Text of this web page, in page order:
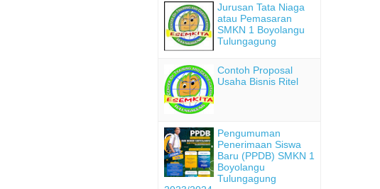
Jurusan Tata Niaga
atau Pemasaran
SMKN 1 Boyolangu
Tulungagung
Contoh Proposal
Usaha Bisnis Ritel
Pengumuman
Penerimaan Siswa
Baru (PPDB) SMKN 1
Boyolangu
Tulungagung